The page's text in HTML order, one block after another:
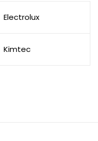
Electrolux
Kimtec